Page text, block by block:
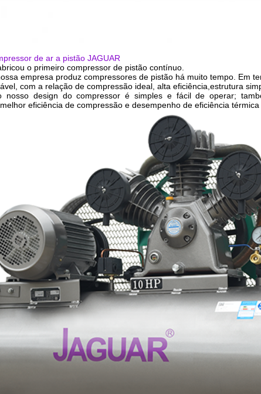
Submeter
de ar a pistão JAGUAR
o primeiro compressor de pistão contínuo.
empresa produz compressores de pistão há muito tempo. Em
com a relação de compressão ideal, alta eficiência,estrutura
nosso design do compressor é simples e fácil de operar;
eficiência de compressão e desempenho de eficiência térmica